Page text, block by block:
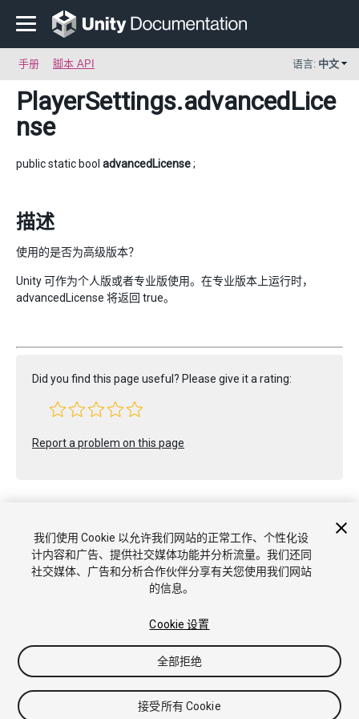
手册 脚本 API 语言: 中文
PlayerSettings.advancedLice
nse
public static bool advancedLicense;
描述
使用的是否为高级版本？
Unity 可作为个人版或者专业版使用。在专业版本上运行时，
advancedLicense 将返回 true。
Did you find this page useful? Please give it a rating:
Report a problem on this page
版权所有 © 2020 Unity Technologies. Publication 2019.3
论坛 Asset Store
我们使用 Cookie 以允许我们网站的正常工作、个性化设
计内容和广告、提供社交媒体功能并分析流量。我们还同
社交媒体、广告和分析合作伙伴分享有关您使用我们网站
的信息。
Cookie 设置
全部拒绝
接受所有 Cookie